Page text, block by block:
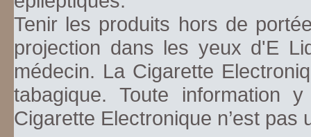
Tenir les produits hors de
projection dans les yeux d'E
médecin. La Cigarette
tabagique. Toute information
Cigarette Electronique n’est pas